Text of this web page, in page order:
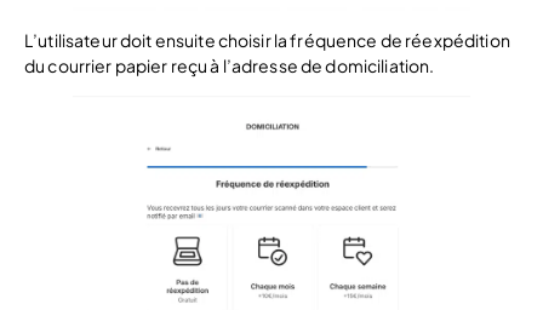
L’utilisateur doit ensuite choisir la fréquence de réexpédition
du courrier papier reçu à l’adresse de domiciliation.